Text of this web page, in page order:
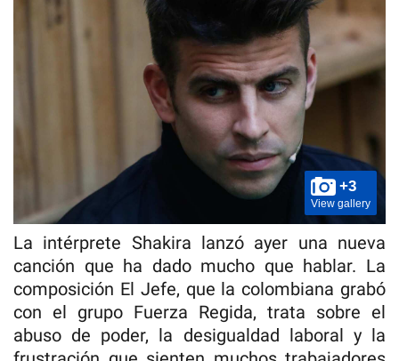
+3
View gallery
La intérprete Shakira lanzó ayer una nueva
canción que ha dado mucho que hablar. La
composición El Jefe, que la colombiana grabó
con el grupo Fuerza Regida, trata sobre el
abuso de poder, la desigualdad laboral y la